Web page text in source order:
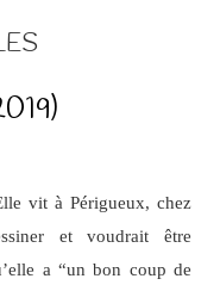
vit à Périgueux, chez
et voudrait être
a “un bon coup de